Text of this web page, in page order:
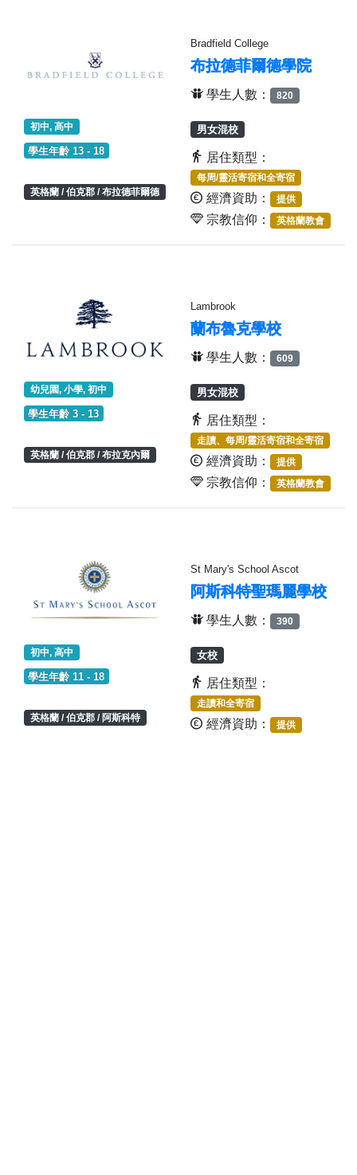
Bradfield College
布拉德菲爾德學院
學生人數： 820
初中, 高中
學生年齡 13 - 18
英格蘭 / 伯克郡 / 布拉德菲爾德
男女混校
居住類型：
每周/靈活寄宿和全寄宿
經濟資助： 提供
宗教信仰： 英格蘭教會
Lambrook
蘭布魯克學校
學生人數： 609
幼兒園, 小學, 初中
學生年齡 3 - 13
英格蘭 / 伯克郡 / 布拉克內爾
男女混校
居住類型：
走讀、每周/靈活寄宿和全寄宿
經濟資助： 提供
宗教信仰： 英格蘭教會
St Mary's School Ascot
阿斯科特聖瑪麗學校
學生人數： 390
初中, 高中
學生年齡 11 - 18
英格蘭 / 伯克郡 / 阿斯科特
女校
居住類型：
走讀和全寄宿
經濟資助： 提供